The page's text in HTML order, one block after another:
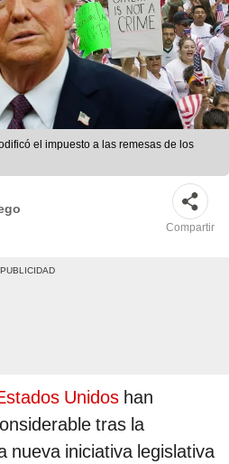
el impuesto a las remesas de los
Compartir
Unidos han
tras la
nueva iniciativa legislativa